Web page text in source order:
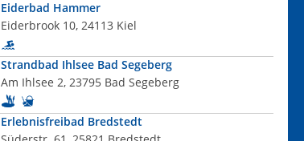
Eiderbad Hammer
Eiderbrook 10, 24113 Kiel
Strandbad Ihlsee Bad Segeberg
Am Ihlsee 2, 23795 Bad Segeberg
Erlebnisfreibad Bredstedt